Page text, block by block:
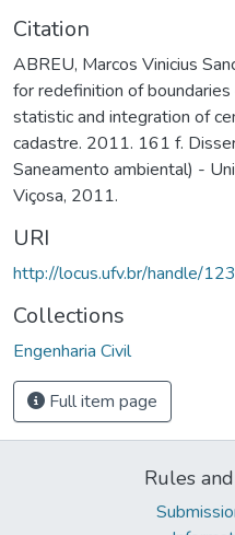
Citation
ABREU, Marcos Vinicius
for redefinition of
statistic and integration of
cadastre. 2011. 161 f.
Saneamento ambiental) -
Viçosa, 2011.
URI
http://locus.ufv.br/handle/
Collections
Engenharia Civil
Full item page
Rules